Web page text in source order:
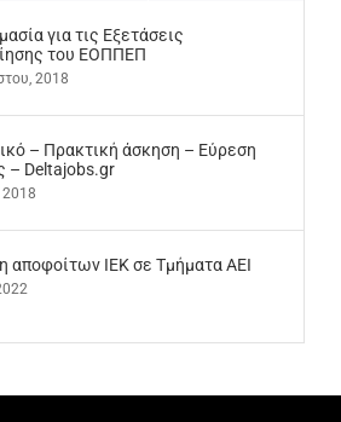
για τις Εξετάσεις
του ΕΟΠΠΕΠ
2018
– Πρακτική άσκηση – Εύρεση
– Deltajobs.gr
αποφοίτων ΙΕΚ σε Τμήματα ΑΕΙ